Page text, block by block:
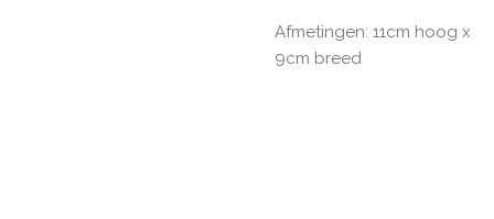
Afmetingen: 11cm hoog x
9cm breed